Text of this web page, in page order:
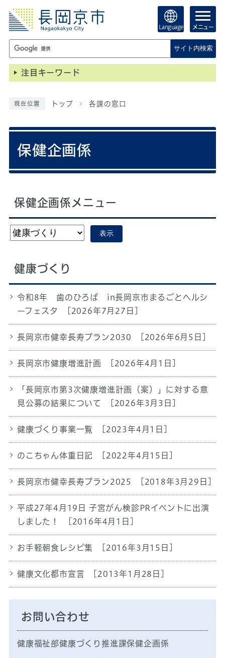
Language メニュー
サイト内検索
注目キーワード
現在位置 トップ 各課の窓口
保健企画係
保健企画係メニュー
表示
健康づくり
令和8年 歯のひろば in長岡京市まるごとヘルシ
ーフェスタ
[2026年7月27日]
長岡京市健幸長寿プラン2030 [2026年6月5日]
長岡京市健康増進計画 [2026年4月1日]
「長岡京市第3次健康増進計画（案）」に対する意
見公募の結果について
[2026年3月3日]
健康づくり事業一覧 [2023年4月1日]
のこちゃん体重日記 [2022年4月15日]
長岡京市健幸長寿プラン2025 [2018年3月29日]
平成27年4月19日 子宮がん検診PRイベントに出演
しました！
[2016年4月1日]
お手軽朝食レシピ集 [2016年3月15日]
健康文化都市宣言 [2013年1月28日]
お問い合わせ
健康福祉部健康づくり推進課保健企画係